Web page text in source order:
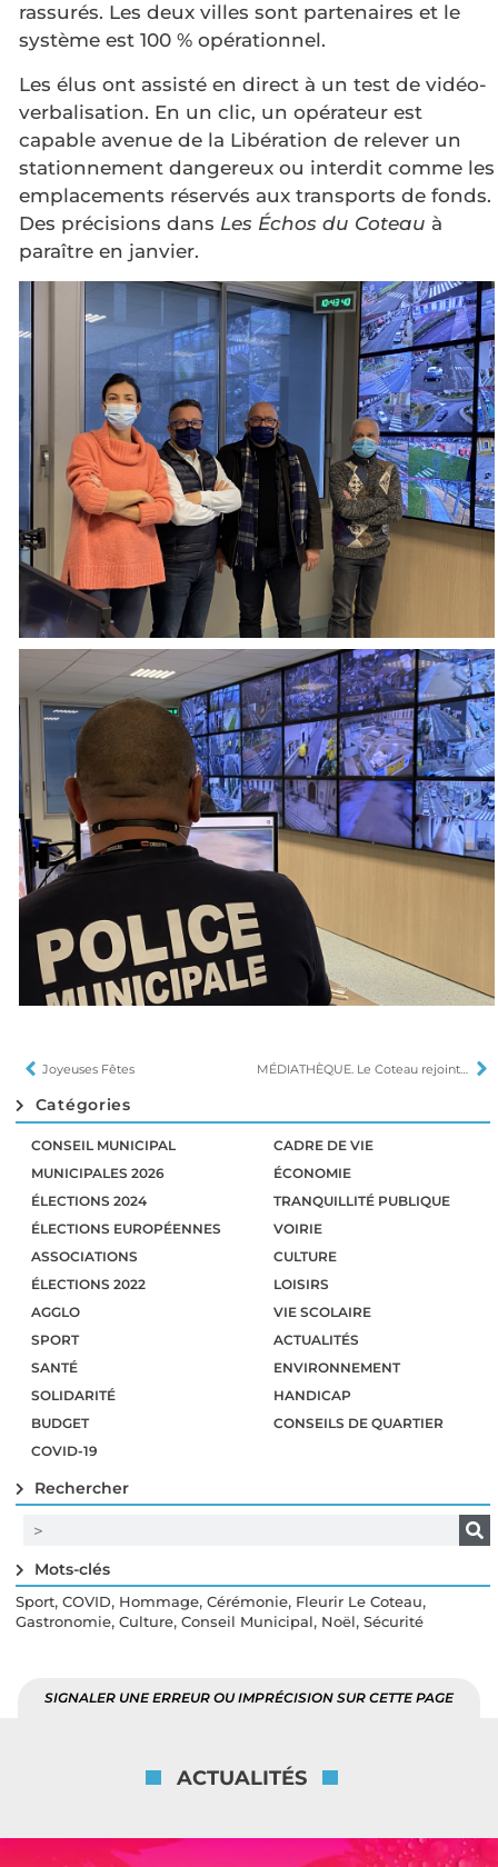
rassurés. Les deux villes sont partenaires et le
système est 100 % opérationnel.
Les élus ont assisté en direct à un test de vidéo-
verbalisation. En un clic, un opérateur est
capable avenue de la Libération de relever un
stationnement dangereux ou interdit comme les
emplacements réservés aux transports de fonds.
Des précisions dans Les Échos du Coteau à
paraître en janvier.
Joyeuses Fêtes MÉDIATHÈQUE. Le Coteau rejoint le réseau de lecture publique de l’Agglo
Catégories
CONSEIL MUNICIPAL
MUNICIPALES 2026
ÉLECTIONS 2024
ÉLECTIONS EUROPÉENNES
ASSOCIATIONS
ÉLECTIONS 2022
AGGLO
SPORT
SANTÉ
SOLIDARITÉ
BUDGET
COVID-19
CADRE DE VIE
ÉCONOMIE
TRANQUILLITÉ PUBLIQUE
VOIRIE
CULTURE
LOISIRS
VIE SCOLAIRE
ACTUALITÉS
ENVIRONNEMENT
HANDICAP
CONSEILS DE QUARTIER
Rechercher
Mots-clés
Sport, COVID, Hommage, Cérémonie, Fleurir Le Coteau,
Gastronomie, Culture, Conseil Municipal, Noël, Sécurité
SIGNALER UNE ERREUR OU IMPRÉCISION SUR CETTE PAGE
ACTUALITÉS